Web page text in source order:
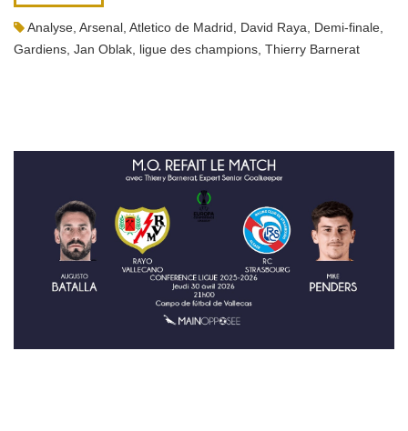
Analyse Arsenal Atletico de Madrid David Raya Demi-finale
Gardiens Jan Oblak ligue des champions Thierry Barnerat